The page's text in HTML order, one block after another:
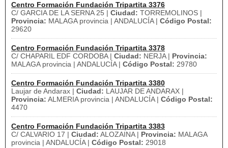
Centro Formación Fundación Tripartita 3376
C/ GARCIA DE LA SERNA 25 | Ciudad: TORREMOLINOS |
Provincia: MALAGA provincia | ANDALUCÍA | Código Postal:
29620
Centro Formación Fundación Tripartita 3378
C/ CHAPARIL EDF CORDOBA | Ciudad: NERJA | Provincia:
MALAGA provincia | ANDALUCÍA | Código Postal: 29780
Centro Formación Fundación Tripartita 3380
Laujar de Andarax | Ciudad: LAUJAR DE ANDARAX |
Provincia: ALMERIA provincia | ANDALUCÍA | Código Postal:
4470
Centro Formación Fundación Tripartita 3383
C/ CALVARIO 17 | Ciudad: ALOZAINA | Provincia: MALAGA
provincia | ANDALUCÍA | Código Postal: 29018